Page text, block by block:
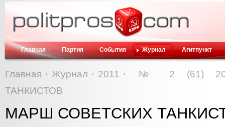
Главная Партия События Журнал Агитпункт
Главная Журнал 2011
№ 2 (61)
ТАНКИСТОВ
МАРШ СОВЕТСКИХ